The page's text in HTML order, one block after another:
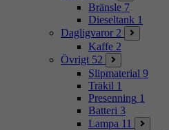
Bränsle 7
Dieseltank 1
Dagligvaror 2
Kaffe 2
Övrigt 52
Slipmaterial 9
Träkil 1
Presenning 1
Batteri 3
Lampa 11